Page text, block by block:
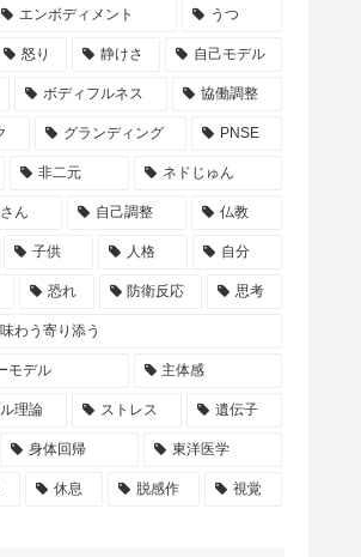
エンボディメント うつ
怒り 静けさ 自己モデル
ボディフルネス 協働調整
グランディング PNSE
非二元 ネドじゅん
ん 自己調整 仏教
子供 人格 自分
恐れ 防衛反応 思考
わう寄り添う
モデル 主体感
理論 ストレス 遺伝子
身体回帰 東洋医学
休息 脱感作 視覚